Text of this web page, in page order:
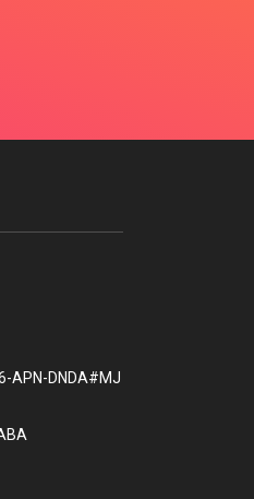
APN-DNDA#MJ